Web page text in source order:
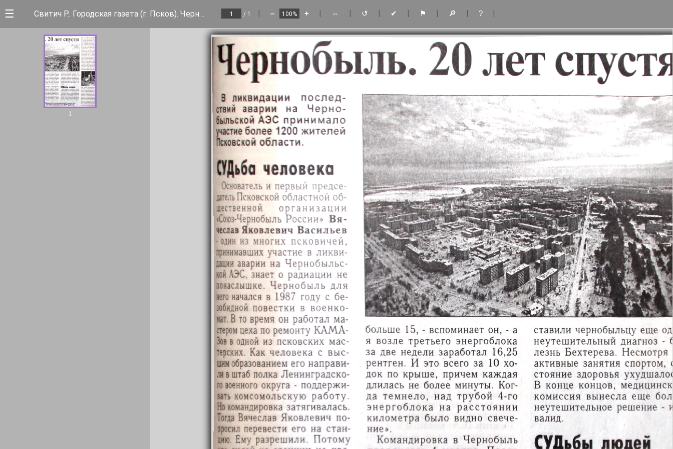
☰ Свитич Р.. Городская газета (г. Псков). Чернобыль. 20 лет спустя / 1 | – + | ⇔ | ↺ | ✔ | ⚑ | 🔎 | ? |
1